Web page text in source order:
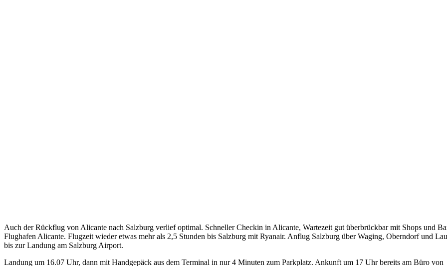
Auch der Rückflug von Alicante nach Salzburg verlief optimal. Schneller Checkin in Alicante, Wartezeit gut überbrückbar mit Shops und
Flughafen Alicante. Flugzeit wieder etwas mehr als 2,5 Stunden bis Salzburg mit Ryanair. Anflug Salzburg über Waging, Oberndorf und
bis zur Landung am Salzburg Airport.
Landung um 16.07 Uhr, dann mit Handgepäck aus dem Terminal in nur 4 Minuten zum Parkplatz. Ankunft um 17 Uhr bereits am Büro von